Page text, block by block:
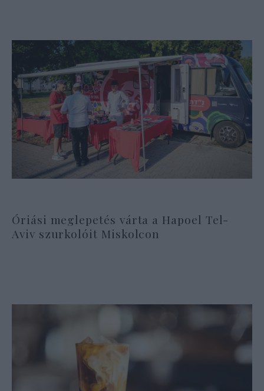
Óriási meglepetés várta a Hapoel Tel-
Aviv szurkolóit Miskolcon